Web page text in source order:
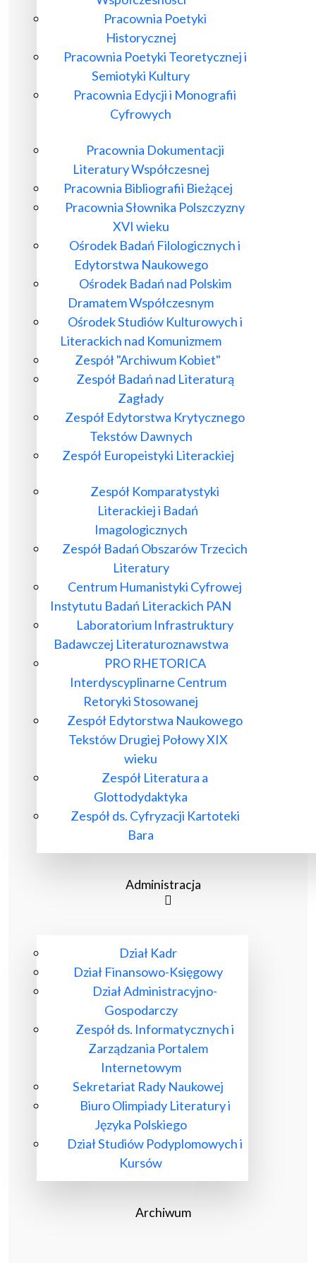
Pracownia Poetyki
Historycznej
Pracownia Poetyki Teoretycznej i
Semiotyki Kultury
Pracownia Edycji i Monografii
Cyfrowych
Pracownia Dokumentacji
Literatury Współczesnej
Pracownia Bibliografii Bieżącej
Pracownia Słownika Polszczyzny
XVI wieku
Ośrodek Badań Filologicznych i
Edytorstwa Naukowego
Ośrodek Badań nad Polskim
Dramatem Współczesnym
Ośrodek Studiów Kulturowych i
Literackich nad Komunizmem
Zespół "Archiwum Kobiet"
Zespół Badań nad Literaturą
Zagłady
Zespół Edytorstwa Krytycznego
Tekstów Dawnych
Zespół Europeistyki Literackiej
Zespół Komparatystyki
Literackiej i Badań
Imagologicznych
Zespół Badań Obszarów Trzecich
Literatury
Centrum Humanistyki Cyfrowej
Instytutu Badań Literackich PAN
Laboratorium Infrastruktury
Badawczej Literaturoznawstwa
PRO RHETORICA
Interdyscyplinarne Centrum
Retoryki Stosowanej
Zespół Edytorstwa Naukowego
Tekstów Drugiej Połowy XIX
wieku
Zespół Literatura a
Glottodydaktyka
Zespół ds. Cyfryzacji Kartoteki
Bara
Administracja
Dział Kadr
Dział Finansowo-Księgowy
Dział Administracyjno-
Gospodarczy
Zespół ds. Informatycznych i
Zarządzania Portalem
Internetowym
Sekretariat Rady Naukowej
Biuro Olimpiady Literatury i
Języka Polskiego
Dział Studiów Podyplomowych i
Kursów
Archiwum